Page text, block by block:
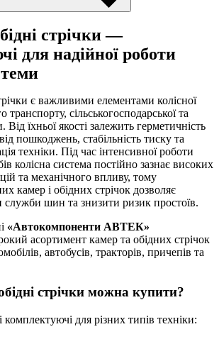
стрічки —
для надійної роботи
є важливими елементами колісної
сільськогосподарської та
Від їхньої якості залежить герметичність
пошкоджень, стабільність тиску та
техніки. Під час інтенсивної роботи
колісна система постійно зазнає високих
та механічного впливу, тому
камер і обідних стрічок дозволяє
шин та знизити ризик простоїв.
«Автокомпоненти АВТЕК»
асортимент камер та обідних стрічок
автобусів, тракторів, причепів та
стрічки можна купити?
комплектуючі для різних типів техніки: